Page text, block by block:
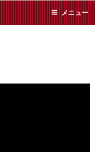
メニュー